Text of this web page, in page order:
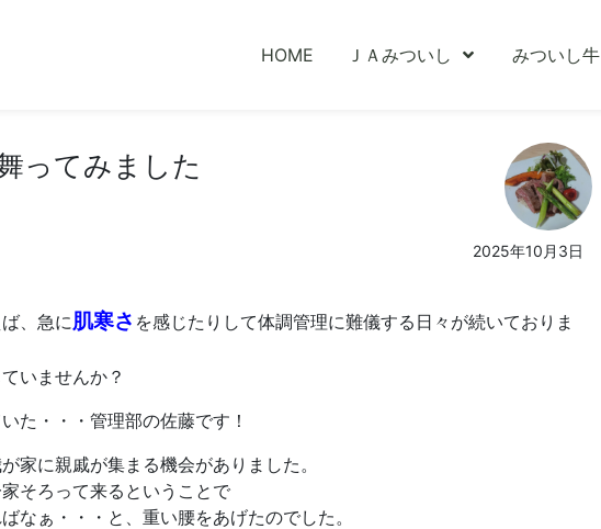
HOME ＪＡみついし みついし牛
ってみました
2025年10月3日
、急に肌寒さ を感じたりして体調管理に難儀する日々が続いておりま
いませんか？
た・・・管理部の佐藤です！
家に親戚が集まる機会がありました。
そろって来るということで
なぁ・・・と、重い腰をあげたのでした。